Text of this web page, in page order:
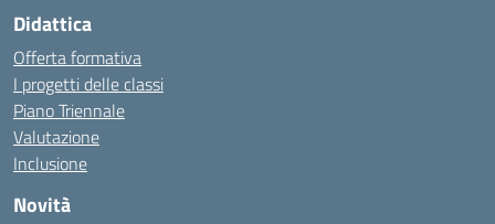
Didattica
Offerta formativa
I progetti delle classi
Piano Triennale
Valutazione
Inclusione
Novità